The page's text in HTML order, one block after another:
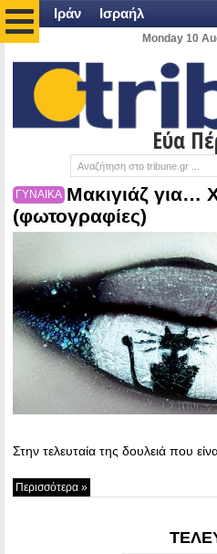
Ιράν Ισραήλ
Monday 10
Εύα
ΓΥΝΑΙΚΑ Μακιγιάζ για…
(φωτογραφίες)
Στην τελευταία της δουλειά που
Περισσότερα »